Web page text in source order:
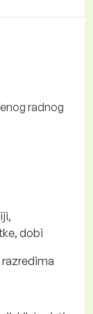
radnog
dobi